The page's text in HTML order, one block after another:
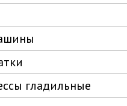
гладильные